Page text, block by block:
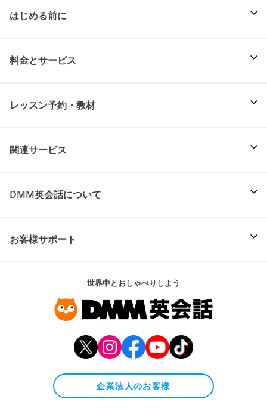
はじめる前に
料金とサービス
レッスン予約・教材
関連サービス
DMM英会話について
お客様サポート
世界中とおしゃべりしよう
企業法人のお客様